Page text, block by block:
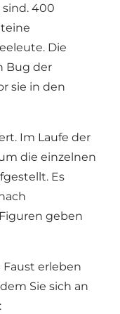
400
Die
Bug der
sie in den
Im Laufe der
die einzelnen
Es
geben
erleben
Sie sich an